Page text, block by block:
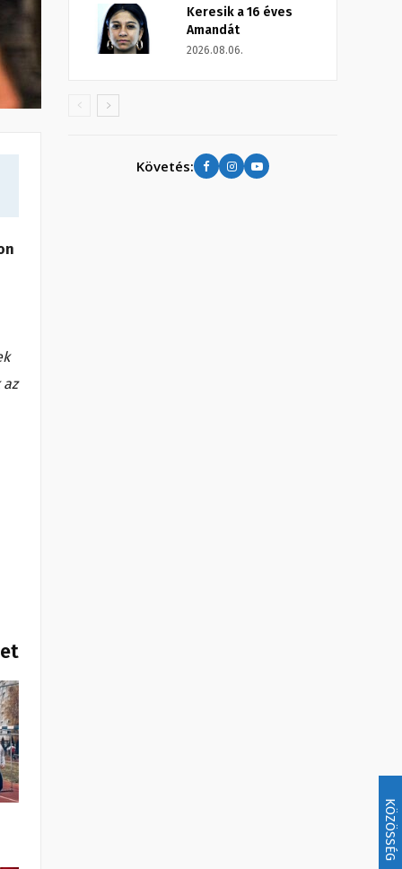
KÖZÖSSÉG
Keresik a 16 éves
Amandát
2026.08.06.
Követés: